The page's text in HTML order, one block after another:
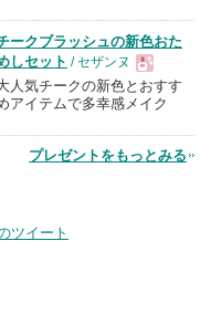
品
ークブラッシュの新色おた
しセット / セザンヌ
現
品
人気チークの新色とおすす
アイテムで多幸感メイク
プレゼントをもっとみる
ツイート